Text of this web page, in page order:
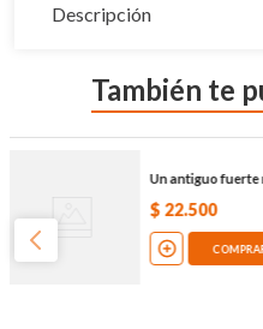
Descripción
También te
Un antiguo
$22.500